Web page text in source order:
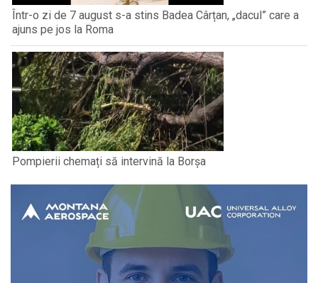
Într-o zi de 7 august s-a stins Badea Cârțan, „dacul” care a
ajuns pe jos la Roma
Pompierii chemați să intervină la Borșa